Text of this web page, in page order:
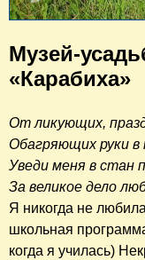
Музей-
«Карабиха»
От ликующих,
Обагряющих руки в
Уведи меня в стан
За великое дело
Я никогда не
школьная
когда я училась)